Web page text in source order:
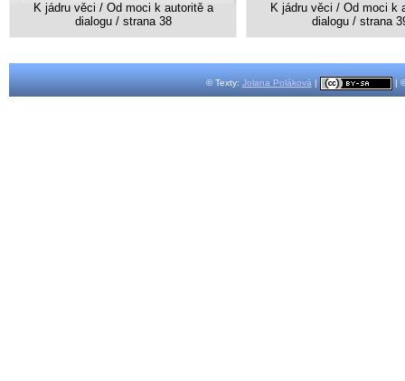
K jádru věci / Od moci k autoritě a
dialogu / strana 38
K jádru věci / Od moci k
dialogu / strana
© Texty: Jolana Poláková | |